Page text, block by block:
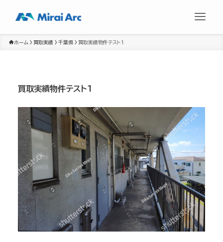
ホーム 買取実績 千葉県 買取実績物件テスト1
買取実績物件テスト1